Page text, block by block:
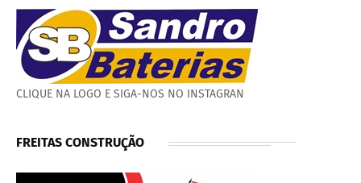
CLIQUE NA LOGO E SIGA-NOS NO INSTAGRAN
FREITAS CONSTRUÇÃO